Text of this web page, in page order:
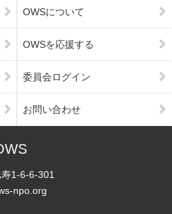
OWSについて
OWSを応援する
委員会ログイン
お問い合わせ
1-6-6-301
npo.org